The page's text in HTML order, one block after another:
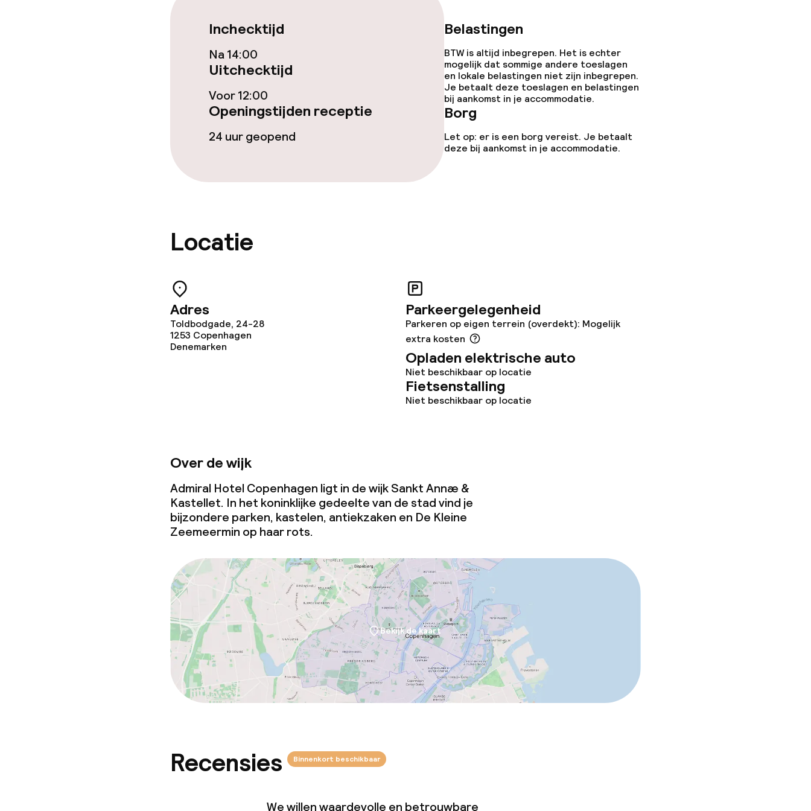
Dieetopties
Vegetarische opties
Faciliteiten en diensten voor kinderen
Babysitservice
Wasservice
Zakelijke faciliteiten
Conferentieruimte
Inchecktijd
Na 14:00
Uitchecktijd
Voor 12:00
Openingstijden receptie
24 uur geopend
Belastingen
BTW is altijd inbegrepen. Het is echter
mogelijk dat sommige andere toeslagen
en lokale belastingen niet zijn inbegrepen.
Je betaalt deze toeslagen en belastingen
bij aankomst in je accommodatie.
Borg
Let op: er is een borg vereist. Je betaalt
deze bij aankomst in je accommodatie.
Locatie
Adres
Toldbodgade, 24-28
1253 Copenhagen
Denemarken
Parkeergelegenheid
Parkeren op eigen terrein (overdekt): Mogelijk
extra kosten
Opladen elektrische auto
Niet beschikbaar op locatie
Fietsenstalling
Niet beschikbaar op locatie
Over de wijk
Admiral Hotel Copenhagen ligt in de wijk Sankt Annæ &
Kastellet. In het koninklijke gedeelte van de stad vind je
bijzondere parken, kastelen, antiekzaken en De Kleine
Zeemeermin op haar rots.
Bekijk de kaart
Recensies Binnenkort beschikbaar
We willen waardevolle en betrouwbare